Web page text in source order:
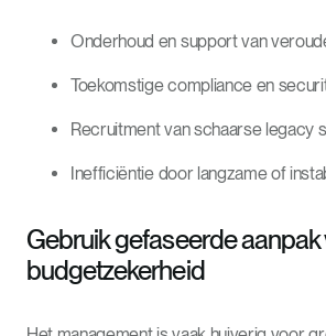
Onderhoud en support van
Toekomstige compliance en
Recruitment van schaarse legacy
Inefficiëntie door langzame of
Gebruik gefaseerde aanpak
budgetzekerheid